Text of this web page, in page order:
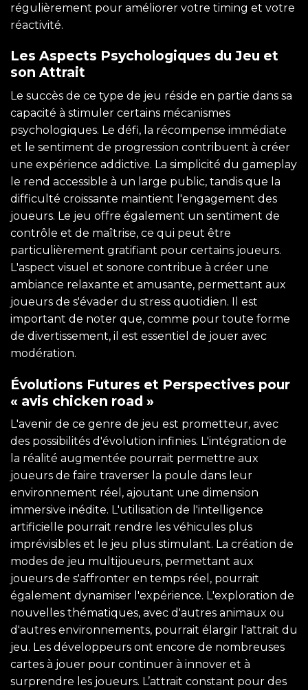
régulièrement pour améliorer votre timing et votre
réactivité.
Les Aspects Psychologiques du Jeu et
son Attrait
Le succès de ce type de jeu réside en partie dans sa
capacité à stimuler certains mécanismes
psychologiques. Le défi, la récompense immédiate
et le sentiment de progression contribuent à créer
une expérience addictive. La simplicité du gameplay
le rend accessible à un large public, tandis que la
difficulté croissante maintient l'engagement des
joueurs. Le jeu offre également un sentiment de
contrôle et de maîtrise, ce qui peut être
particulièrement gratifiant pour certains joueurs.
L'aspect visuel et sonore contribue à créer une
ambiance relaxante et amusante, permettant aux
joueurs de s'évader du stress quotidien. Il est
important de noter que, comme pour toute forme
de divertissement, il est essentiel de jouer avec
modération.
Évolutions Futures et Perspectives pour
« avis chicken road »
L'avenir de ce genre de jeu est prometteur, avec
des possibilités d'évolution infinies. L'intégration de
la réalité augmentée pourrait permettre aux
joueurs de faire traverser la poule dans leur
environnement réel, ajoutant une dimension
immersive inédite. L'utilisation de l'intelligence
artificielle pourrait rendre les véhicules plus
imprévisibles et le jeu plus stimulant. La création de
modes de jeu multijoueurs, permettant aux
joueurs de s'affronter en temps réel, pourrait
également dynamiser l'expérience. L'exploration de
nouvelles thématiques, avec d'autres animaux ou
d'autres environnements, pourrait élargir l'attrait du
jeu. Les développeurs ont encore de nombreuses
cartes à jouer pour continuer à innover et à
surprendre les joueurs. L’attrait constant pour des